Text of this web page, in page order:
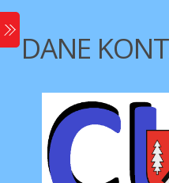
Skip
to
content
DANE